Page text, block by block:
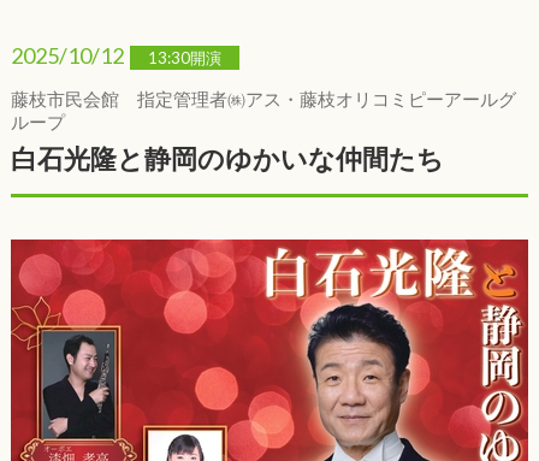
2025/10/12 13:30開演
藤枝市民会館 指定管理者㈱アス・藤枝オリコミピーアールグ
ループ
白石光隆と静岡のゆかいな仲間たち